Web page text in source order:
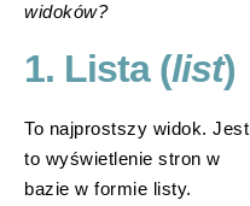
widoków?
1. Lista (list)
To najprostszy widok. Jest
to wyświetlenie stron w
bazie w formie listy.